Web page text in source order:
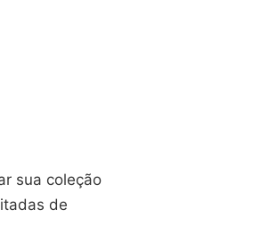
sua coleção
de